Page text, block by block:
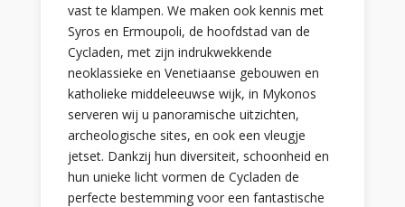
vast te klampen. We maken ook kennis met
Syros en Ermoupoli, de hoofdstad van de
Cycladen, met zijn indrukwekkende
neoklassieke en Venetiaanse gebouwen en
katholieke middeleeuwse wijk, in Mykonos
serveren wij u panoramische uitzichten,
archeologische sites, en ook een vleugje
jetset. Dankzij hun diversiteit, schoonheid en
hun unieke licht vormen de Cycladen de
perfecte bestemming voor een fantastische